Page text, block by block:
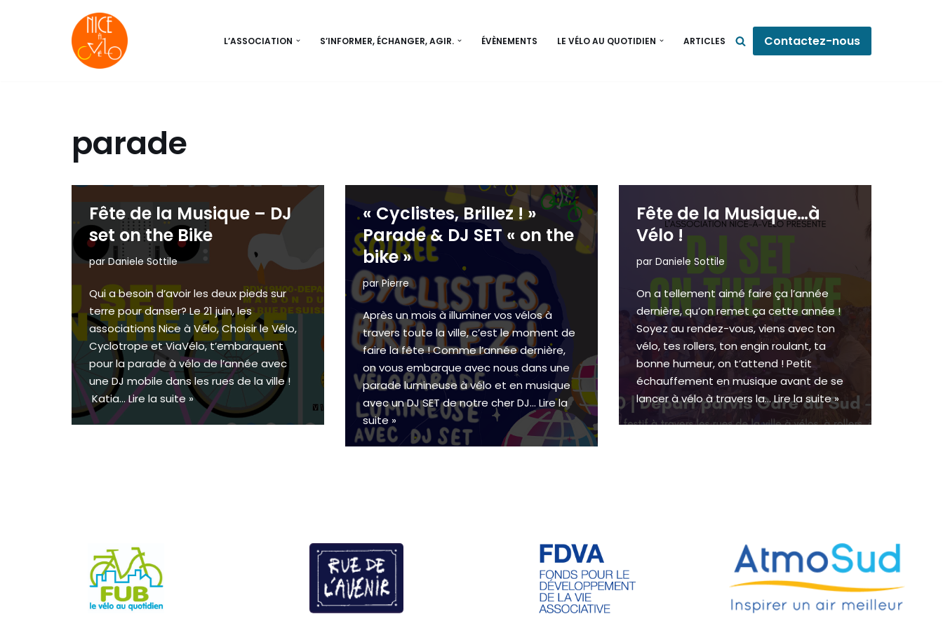
L’ASSOCIATION S’INFORMER, ÉCHANGER, AGIR. ÉVÈNEMENTS LE VÉLO AU QUOTIDIEN ARTICLES Contactez-nous
parade
Fête de la Musique – DJ
set on the Bike
par Daniele Sottile
Qui a besoin d’avoir les deux pieds sur
terre pour danser? Le 21 juin, les
associations Nice à Vélo, Choisir le Vélo,
Cyclotrope et ViaVélo, t’embarquent
pour la parade à vélo de l’année avec
une DJ mobile dans les rues de la ville !
Katia…Lire la suite »
« Cyclistes, Brillez ! »
Parade & DJ SET « on the
bike »
parPierre
Après un mois à illuminer vos vélos à
travers toute la ville, c’est le moment de
faire la fête ! Comme l’année dernière,
on vous embarque avec nous dans une
parade lumineuse à vélo et en musique
avec un DJ SET de notre cher DJ… Lire la
suite »
Fête de la Musique…à
Vélo !
par Daniele Sottile
On a tellement aimé faire ça l’année
dernière, qu’on remet ça cette année !
Soyez au rendez-vous, viens avec ton
vélo, tes rollers, ton engin roulant, ta
bonne humeur, on t’attend ! Petit
échauffement en musique avant de se
lancer à vélo à travers la…Lire la suite »